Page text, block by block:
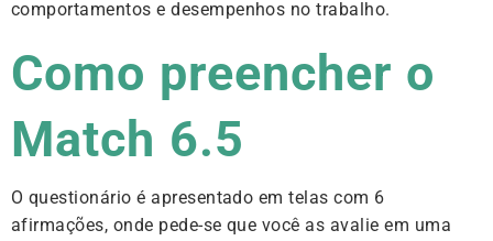
comportamentos e desempenhos no trabalho.
Como preencher o
Match 6.5
O questionário é apresentado em telas com 6
afirmações, onde pede-se que você as avalie em uma